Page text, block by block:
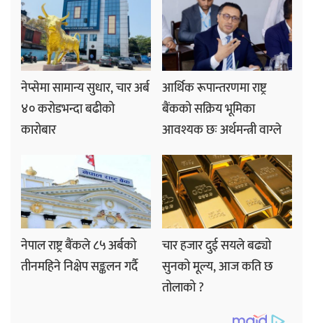
नेप्सेमा सामान्य सुधार, चार अर्ब
४० करोडभन्दा बढीको
कारोबार
आर्थिक रूपान्तरणमा राष्ट्र
बैंकको सक्रिय भूमिका
आवश्यक छः अर्थमन्त्री वाग्ले
नेपाल राष्ट्र बैंकले ८५ अर्बको
तीनमहिने निक्षेप सङ्कलन गर्दै
चार हजार दुई सयले बढ्यो
सुनको मूल्य, आज कति छ
तोलाको ?